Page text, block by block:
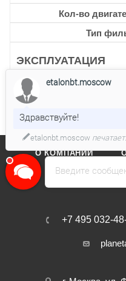
Кол-во
Тип
ЭКСПЛУАТАЦИЯ
Уровень
О КОМПАНИИ
КАТАЛОГ
+7 495 032-
Введите
etalonbt.moscow
Здравствуйте!
etalonbt.moscow